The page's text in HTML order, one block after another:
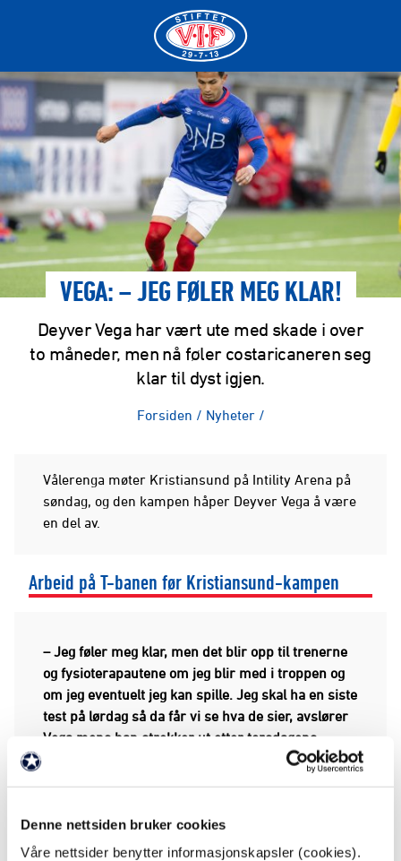
Denne nettsiden bruker cookies
Våre nettsider benytter informasjonskapsler (cookies).
VEGA: – JEG FØLER MEG KLAR!
Deyver Vega har vært ute med skade i over
to måneder, men nå føler costaricaneren seg
klar til dyst igjen.
Forsiden / Nyheter /
Vålerenga møter Kristiansund på Intility Arena på
søndag, og den kampen håper Deyver Vega å være
en del av.
Arbeid på T-banen før Kristiansund-kampen
– Jeg føler meg klar, men det blir opp til trenerne
og fysioterapautene om jeg blir med i troppen og
om jeg eventuelt jeg kan spille. Jeg skal ha en siste
test på lørdag så da får vi se hva de sier, avslører
Vega mens han strekker ut etter torsdagens